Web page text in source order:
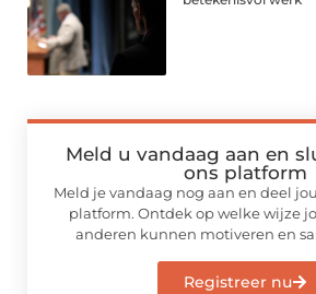
Meld u vandaag aan en
ons platform
Meld je vandaag nog aan en deel
platform. Ontdek op welke wijze
anderen kunnen motiveren en
Registreer nu